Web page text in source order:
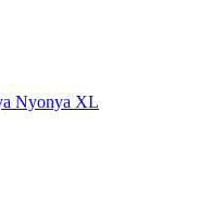
Nyonya XL